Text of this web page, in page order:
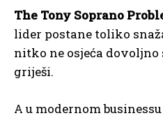
The Tony Soprano
lider postane toliko
nitko ne osjeća dovoljno
griješi.
A u modernom